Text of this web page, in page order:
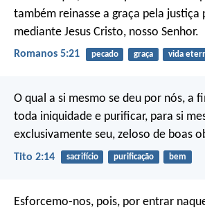
também reinasse a graça pela justiça
mediante Jesus Cristo, nosso Senhor.
Romanos 5:21 pecado graça vida
O qual a si mesmo se deu por nós, a
toda iniquidade e purificar, para si
exclusivamente seu, zeloso de boas
Tito 2:14 sacrifício purificação bem
Esforcemo-nos, pois, por entrar